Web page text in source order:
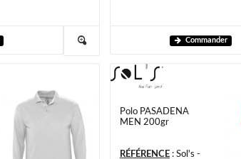
Commander
Polo PASADENA
MEN 200gr
RÉFÉRENCE: Sol's -